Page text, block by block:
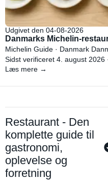
Udgivet den 04-08-2026
Danmarks Michelin-
Michelin Guide · Danmark
Sidst verificeret 4. august 2026 ·
Læs mere →
Restaurant - Den
komplette guide til
gastronomi,
oplevelse og
forretning